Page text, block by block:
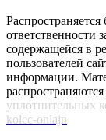
ответственности
содержащейся в
пользователей
информации.
уплотнительных
kolec-onlajn